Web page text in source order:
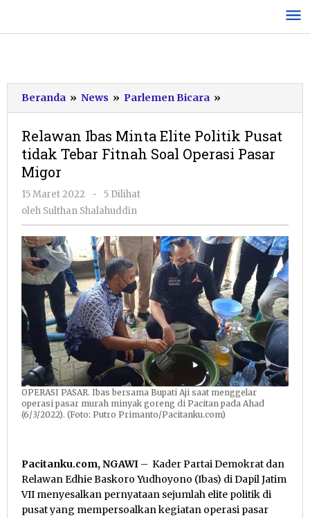
konten
Beranda » News » Parlemen Bicara »
Ibas
Elite
Politik
Soal
Operasi
Pasar
Migor
Relawan Ibas Minta Elite Politik Pusat
tidak Tebar Fitnah Soal Operasi Pasar
Migor
15 Maret 2022
oleh
Sulthan
-
5 Dilihat
oleh Sulthan Shalahuddin
OPERASI PASAR. Ibas bersama Bupati Aji saat menggelar
operasi pasar murah minyak goreng di Pacitan pada Ahad
(6/3/2022). (Foto: Putro Primanto/Pacitanku.com)
Pacitanku.com, NGAWI – Kader Partai Demokrat dan
Relawan Edhie Baskoro Yudhoyono (Ibas) di Dapil Jatim
VII menyesalkan pernyataan sejumlah elite politik di
pusat yang mempersoalkan kegiatan operasi pasar